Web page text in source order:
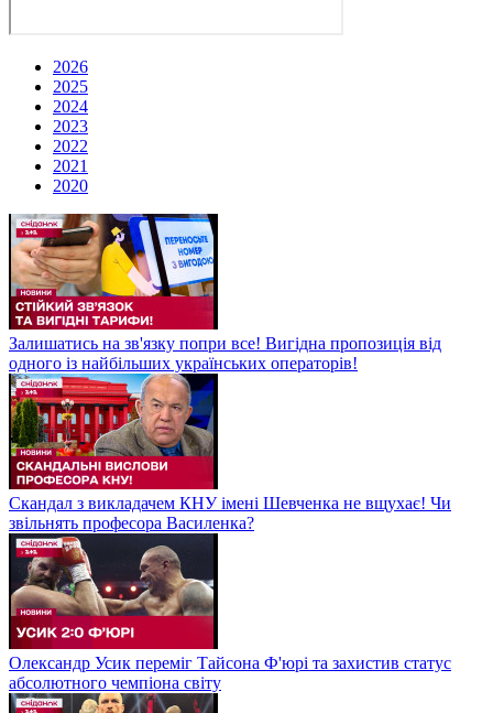
2026
2025
2024
2023
2022
2021
2020
Залишатись на зв'язку попри все! Вигідна пропозиція від
одного із найбільших українських операторів!
Скандал з викладачем КНУ імені Шевченка не вщухає! Чи
звільнять професора Василенка?
Олександр Усик переміг Тайсона Ф'юрі та захистив статус
абсолютного чемпіона світу